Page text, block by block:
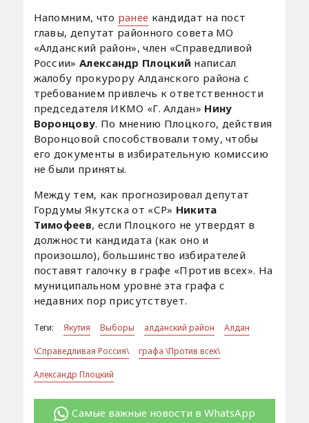
Напомним, что ранее кандидат на пост
главы, депутат районного совета МО
«Алданский район», член «Справедливой
России» Александр Плоцкий написал
жалобу прокурору Алданского района с
требованием привлечь к ответственности
председателя ИКМО «Г. Алдан» Нину
Воронцову. По мнению Плоцкого, действия
Воронцовой способствовали тому, чтобы
его документы в избирательную комиссию
не были приняты.
Между тем, как прогнозировал депутат
Гордумы Якутска от «СР» Никита
Тимофеев, если Плоцкого не утвердят в
должности кандидата (как оно и
произошло), большинство избирателей
поставят галочку в графе «Против всех». На
муниципальном уровне эта графа с
недавних пор присутствует.
Теги: Якутия Выборы алданский район
Алдан
\Справедливая Россия\
графа \Против всех\
Александр Плоцкий
Самые важные новости в WhatsApp